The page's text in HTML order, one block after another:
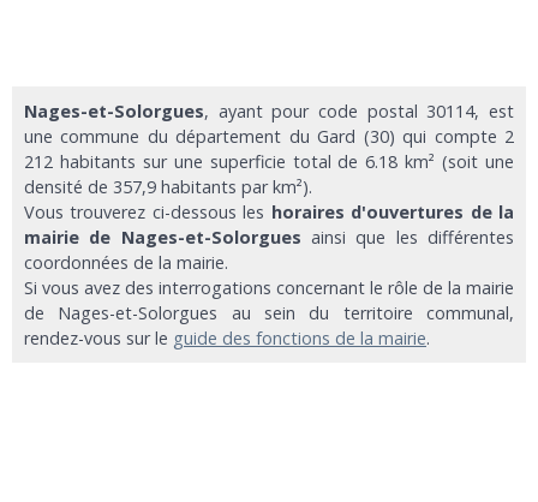
Nages-et-Solorgues, ayant pour code postal 30114, est
une commune du département du Gard (30) qui compte 2
212 habitants sur une superficie total de 6.18 km² (soit une
densité de 357,9 habitants par km²).
Vous trouverez ci-dessous les horaires d'ouvertures de la
mairie de Nages-et-Solorgues ainsi que les différentes
coordonnées de la mairie.
Si vous avez des interrogations concernant le rôle de la mairie
de Nages-et-Solorgues au sein du territoire communal,
rendez-vous sur le guide des fonctions de la mairie.